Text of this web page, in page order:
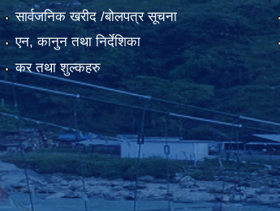
सार्वजनिक खरीद /बोलपत्र सूचना
एन, कानुन तथा निर्देशिका
कर तथा शुल्कहरु